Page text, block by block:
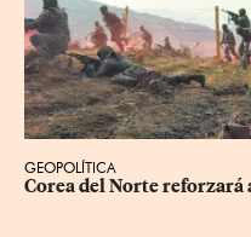
GEOPOLÍTICA
Corea del Norte reforzará